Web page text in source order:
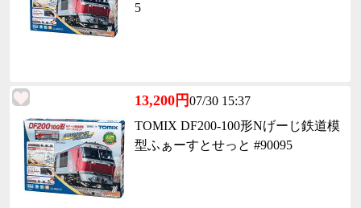
5
13,200円07/30 15:37
TOMIX DF200-100形Nげーじ鉄道模
型ふぁーすとせっと #90095